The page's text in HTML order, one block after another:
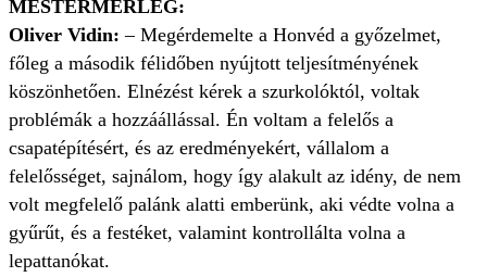
MESTERMÉRLEG:
Oliver Vidin:– Megérdemelte a Honvéd a győzelmet,
főleg a második félidőben nyújtott teljesítményének
köszönhetően. Elnézést kérek a szurkolóktól, voltak
problémák a hozzáállással. Én voltam a felelős a
csapatépítésért, és az eredményekért, vállalom a
felelősséget, sajnálom, hogy így alakult az idény, de nem
volt megfelelő palánk alatti emberünk, aki védte volna a
gyűrűt, és a festéket, valamint kontrollálta volna a
lepattanókat.